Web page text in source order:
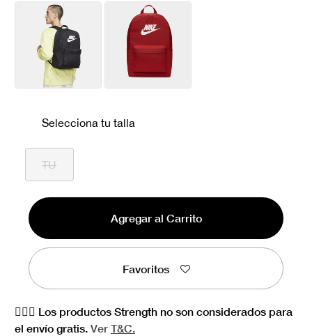
Selecciona tu talla
TU
Agregar al Carrito
Favoritos
🏋🏻‍♀️ Los productos Strength no son considerados para
el envío gratis. Ver T&C.